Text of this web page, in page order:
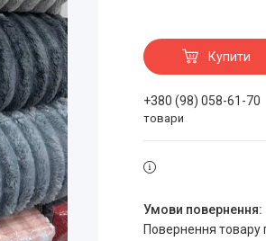
Купити
+380 (98) 058-61-70
товари
повернення товару